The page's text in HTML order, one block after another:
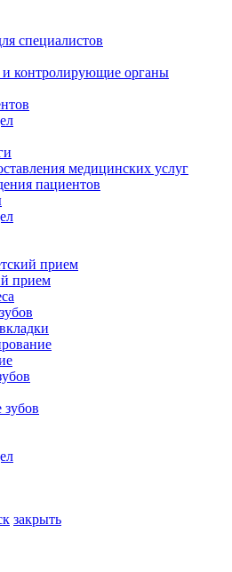
специалистов
контролирующие органы
медицинских услуг
пациентов
прием
прием
закрыть